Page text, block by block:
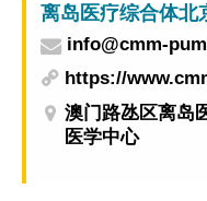
离岛医疗综合体北
info@cmm-
https://
澳门路氹区离岛
医学中心